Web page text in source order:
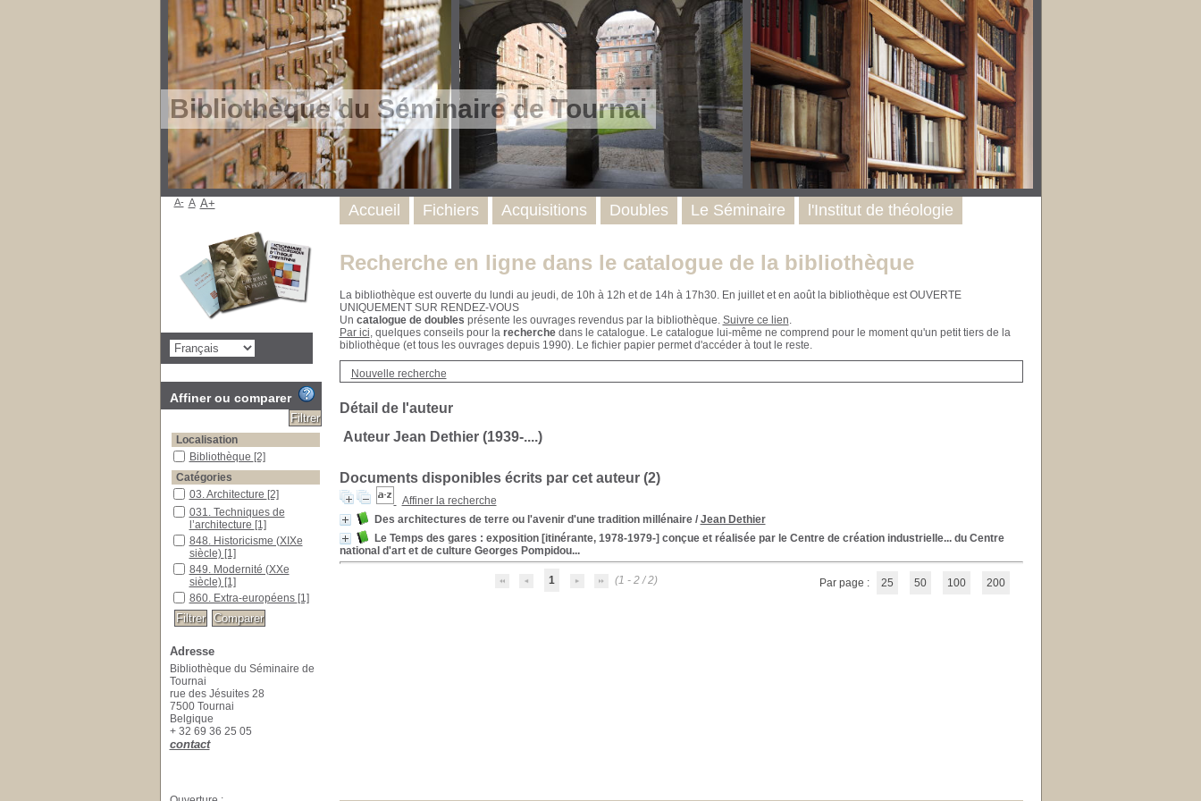
Bibliothèque du Séminaire de Tournai
Recherche en ligne dans le catalogue de la bibliothèque
La bibliothèque est ouverte du lundi au jeudi, de 10h à 12h et de 14h à 17h30. En juillet et en août la bibliothèque est OUVERTE
UNIQUEMENT SUR RENDEZ-VOUS
Un catalogue de doubles présente les ouvrages revendus par la bibliothèque. Suivre ce lien.
Par ici, quelques conseils pour la recherchedans le catalogue. Le catalogue lui-même ne comprend pour le moment qu'un petit tiers de la
bibliothèque (et tous les ouvrages depuis 1990). Le fichier papier permet d'accéder à tout le reste.
Nouvelle recherche
Détail de l'auteur
Auteur Jean Dethier (1939-....)
Documents disponibles écrits par cet auteur (2)
Affiner la recherche
Des architectures de terre ou l'avenir d'une tradition millénaire/ Jean Dethier
Le Temps des gares : exposition [itinérante, 1978-1979-] conçue et réalisée par le Centre de création industrielle... du Centre
national d'art et de culture Georges Pompidou...
1 (1 - 2 / 2) Par page : 25 50 100 200
Accueil Fichiers Acquisitions Doubles Le Séminaire l'Institut de théologie
A- A A+
Affiner ou comparer
Localisation
Bibliothèque [2]
Catégories
03. Architecture [2]
031. Techniques de
l’architecture [1]
848. Historicisme (XIXe
siècle) [1]
849. Modernité (XXe
siècle) [1]
860. Extra-européens [1]
Adresse
Bibliothèque du Séminaire de
Tournai
rue des Jésuites 28
7500 Tournai
Belgique
+ 32 69 36 25 05
contact